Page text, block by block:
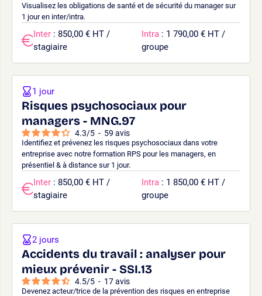
Visualisez les obligations de santé et de sécurité du manager sur
1 jour en inter/intra.
Inter : 850,00 € HT /
stagiaire
Intra : 1 790,00 € HT /
groupe
Risques psychosociaux pour
managers - MNG.97
4.3/5 - 59 avis
Identifiez et prévenez les risques psychosociaux dans votre
entreprise avec notre formation RPS pour les managers, en
présentiel & à distance sur 1 jour.
1 jour
Inter : 850,00 € HT /
stagiaire
Intra : 1 850,00 € HT /
groupe
Accidents du travail : analyser pour
mieux prévenir - SSI.13
4.5/5 - 17avis
Devenez acteur/trice de la prévention des risques en entreprise
2 jours